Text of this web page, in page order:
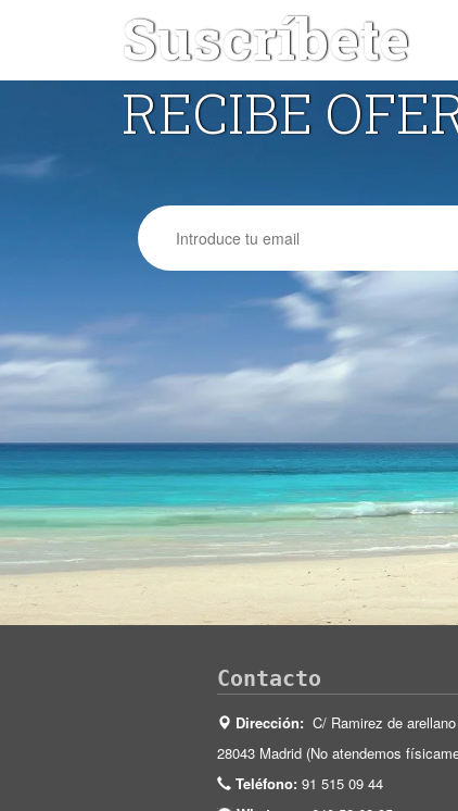
Suscríbete
RECIBE
Email
Contacto
Dirección:C/ Ramirez de
28043 Madrid (No atendemos
Teléfono: 91 515 09 44